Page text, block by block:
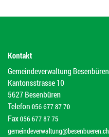
Kontakt
Gemeindeverwaltung Besenbüren
Kantonsstrasse 10
5627 Besenbüren
Telefon 056 677 87 70
Fax056 677 87 75
gemeindeverwaltung@besenbueren.ch